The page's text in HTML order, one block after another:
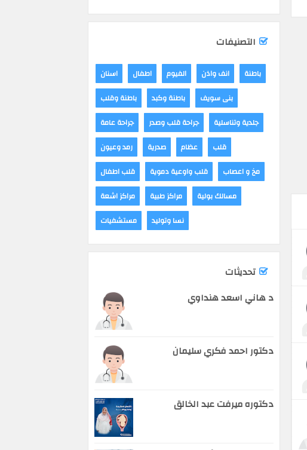
التصنيفات
اسنان اطفال الفيوم انف واذن
باطنة
باطنة وقلب
باطنة وكبد
بنى سويف
جراحة عامة
جراحة قلب وصدر
جلدية وتناسلية
رمد وعيون
صدرية عظام
قلب
قلب اطفال
قلب واوعية دموية
مخ و اعصاب
مراكز اشعة
مراكز طبية
مسالك بولية
مستشفيات
نسا وتوليد
تحديثات
د هاني اسعد هنداوي
دكتور احمد فكري سليمان
دكتوره ميرفت عبد الخالق